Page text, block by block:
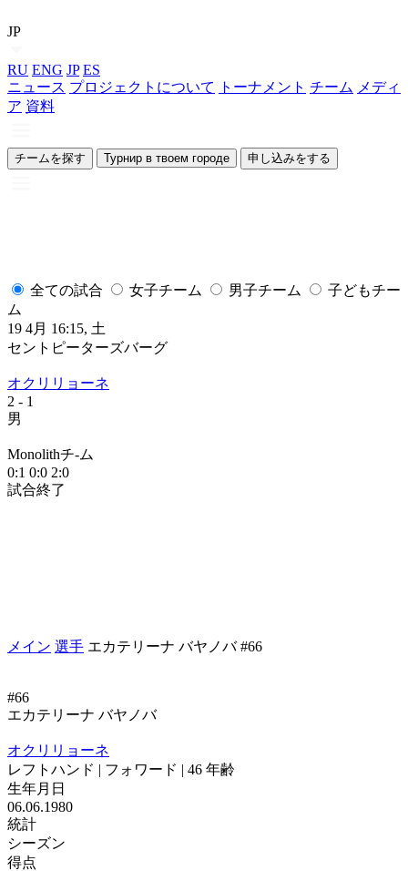
JP
RU ENG JP ES
ニュース プロジェクトについて トーナメント チーム メディ
ア 資料
チームを探す Турнир в твоем городе 申し込みをする
全ての試合 女子チーム 男子チーム
子どもチー
ム
19 4月 16:15, 土
セントピーターズバーグ
オクリリョーネ
2 - 1
男
Monolithチ-ム
0:1 0:0 2:0
試合終了
メイン 選手 エカテリーナ バヤノバ #66
#66
エカテリーナ バヤノバ
オクリリョーネ
レフトハンド | フォワード | 46 年齢
生年月日
06.06.1980
統計
シーズン
得点